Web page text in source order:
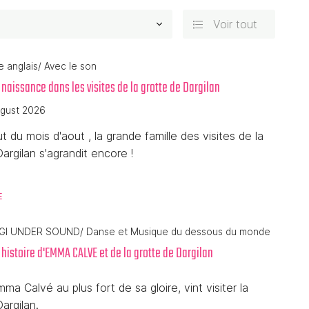
 Voir tout
anglais/ Avec le son
dans les visites de la grotte de Dargilan
2026
du mois d'aout , la grande famille des visites de la
s'agrandit encore !
dernière a le tempérament joyeux et artistique .
de Richard , musicien, vous découvrirez la
UNDER SOUND/ Danse et Musique du dessous du monde
d'EMMA CALVE et de la grotte de Dargilan
Calvé au plus fort de sa gloire, vint visiter la